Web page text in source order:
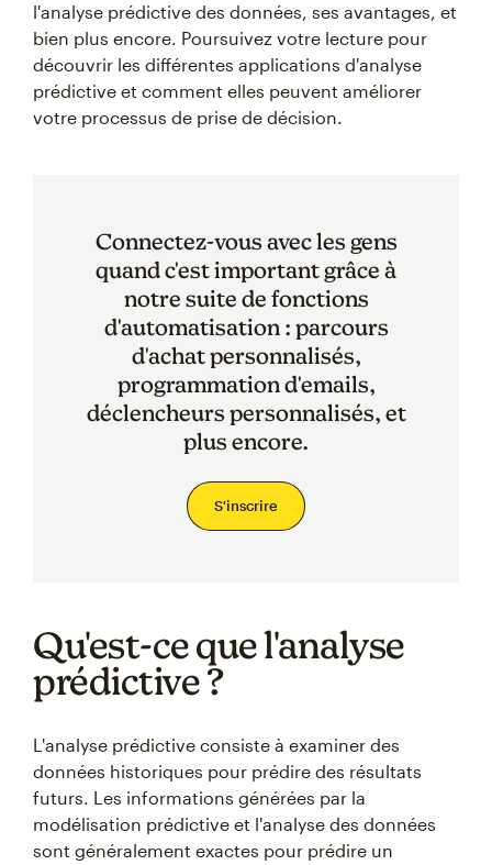
l'analyse prédictive des données, ses avantages, et
bien plus encore. Poursuivez votre lecture pour
découvrir les différentes applications d'analyse
prédictive et comment elles peuvent améliorer
votre processus de prise de décision.
Connectez-vous avec les gens
quand c'est important grâce à
notre suite de fonctions
d'automatisation : parcours
d'achat personnalisés,
programmation d'emails,
déclencheurs personnalisés, et
plus encore.
S'inscrire
Qu'est-ce que l'analyse
prédictive ?
L'analyse prédictive consiste à examiner des
données historiques pour prédire des résultats
futurs. Les informations générées par la
modélisation prédictive et l'analyse des données
sont généralement exactes pour prédire un